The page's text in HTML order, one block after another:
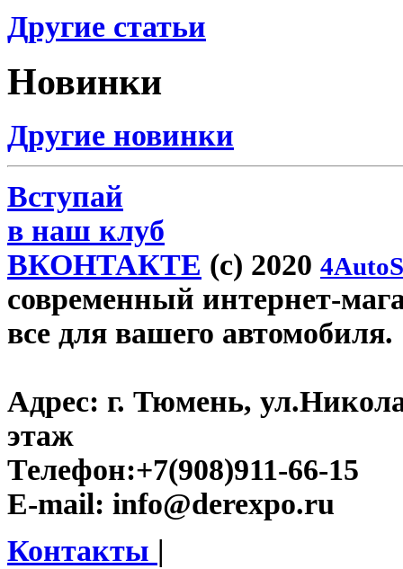
Другие статьи
Новинки
Другие новинки
Вступай
в наш клуб
ВКОНТАКТЕ (c) 2020
современный интернет-
все для вашего автомобиля.
Адрес: г. Тюмень,
этаж
Телефон:+7(908)911-66-15
E-mail: info@derexpo.ru
Контакты |